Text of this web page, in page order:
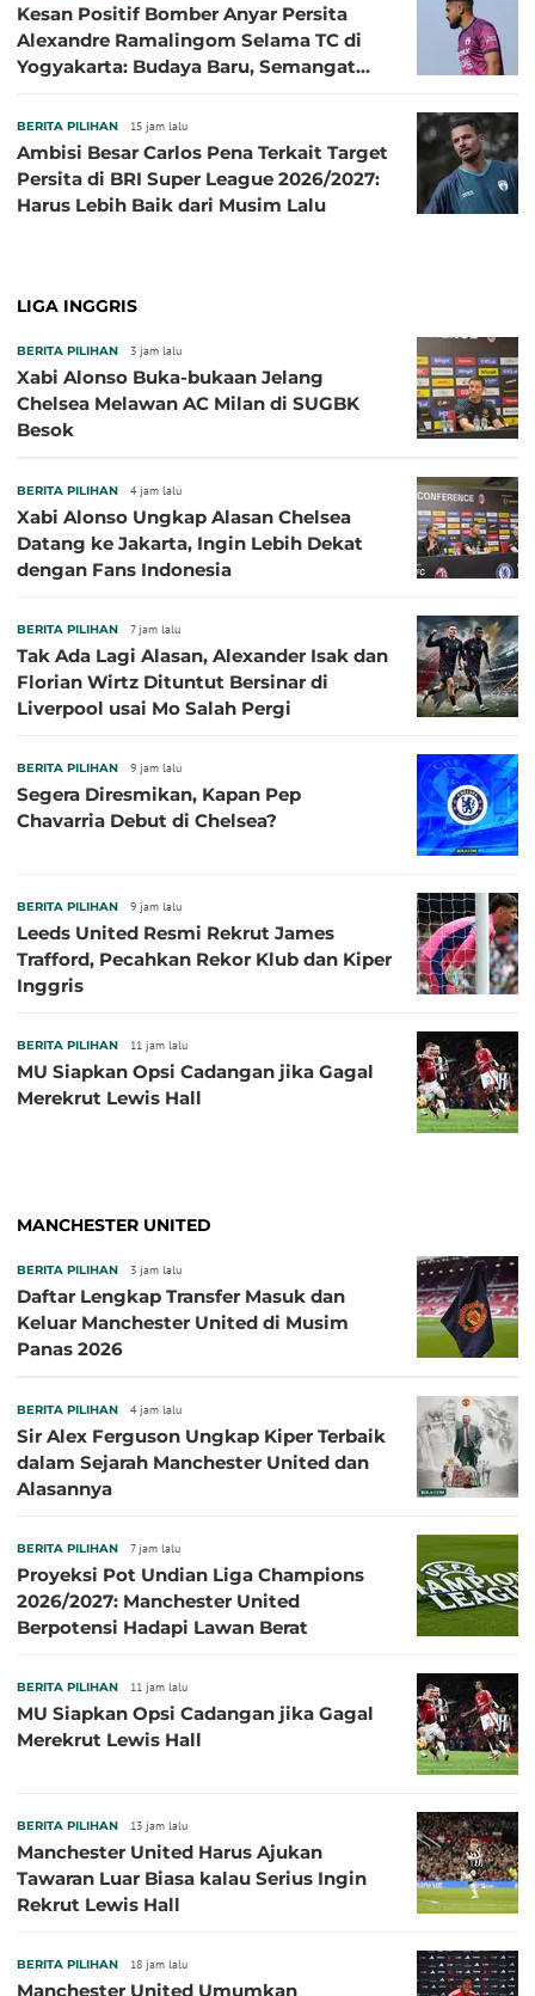
Kesan Positif Bomber Anyar Persita
Alexandre Ramalingom Selama TC di
Yogyakarta: Budaya Baru, Semangat
BERITA PILIHAN 15 jam lalu
Ambisi Besar Carlos Pena Terkait Target
Persita di BRI Super League 2026/2027:
Harus Lebih Baik dari Musim Lalu
LIGA INGGRIS
BERITA PILIHAN 3 jam lalu
Xabi Alonso Buka-bukaan Jelang
Chelsea Melawan AC Milan di SUGBK
Besok
BERITA PILIHAN 4 jam lalu
Xabi Alonso Ungkap Alasan Chelsea
Datang ke Jakarta, Ingin Lebih Dekat
dengan Fans Indonesia
BERITA PILIHAN 7 jam lalu
Tak Ada Lagi Alasan, Alexander Isak dan
Florian Wirtz Dituntut Bersinar di
Liverpool usai Mo Salah Pergi
BERITA PILIHAN 9 jam lalu
Segera Diresmikan, Kapan Pep
Chavarria Debut di Chelsea?
BERITA PILIHAN 9 jam lalu
Leeds United Resmi Rekrut James
Trafford, Pecahkan Rekor Klub dan Kiper
Inggris
BERITA PILIHAN 11 jam lalu
MU Siapkan Opsi Cadangan jika Gagal
Merekrut Lewis Hall
MANCHESTER UNITED
BERITA PILIHAN 3 jam lalu
Daftar Lengkap Transfer Masuk dan
Keluar Manchester United di Musim
Panas 2026
BERITA PILIHAN 4 jam lalu
Sir Alex Ferguson Ungkap Kiper Terbaik
dalam Sejarah Manchester United dan
Alasannya
BERITA PILIHAN 7 jam lalu
Proyeksi Pot Undian Liga Champions
2026/2027: Manchester United
Berpotensi Hadapi Lawan Berat
BERITA PILIHAN 11 jam lalu
MU Siapkan Opsi Cadangan jika Gagal
Merekrut Lewis Hall
BERITA PILIHAN 13 jam lalu
Manchester United Harus Ajukan
Tawaran Luar Biasa kalau Serius Ingin
Rekrut Lewis Hall
BERITA PILIHAN 18 jam lalu
Manchester United Umumkan